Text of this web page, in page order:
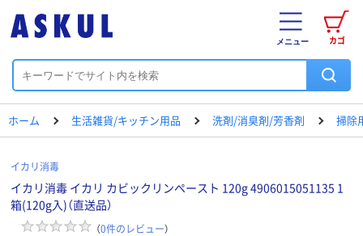
カゴ
メニュー
ホーム 生活雑貨/キッチン用品 洗剤/消臭剤/芳香剤 掃除
イカリ消毒
イカリ消毒 イカリ カビックリンペースト 120g 4906015051135 1
箱(120g入)（直送品）
（0件のレビュー）